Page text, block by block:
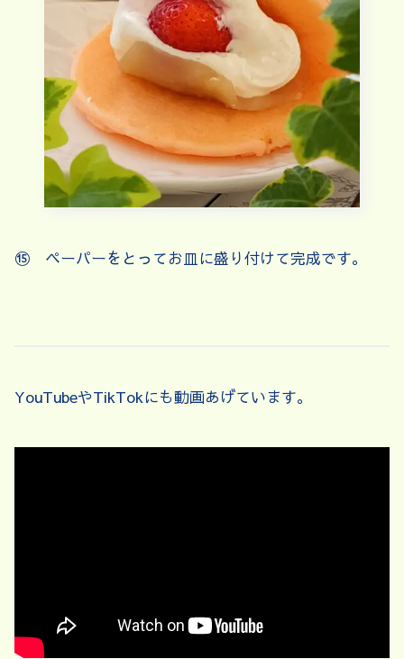
⑮ ペーパーをとってお皿に盛り付けて完成です。
YouTubeやTikTokにも動画あげています。